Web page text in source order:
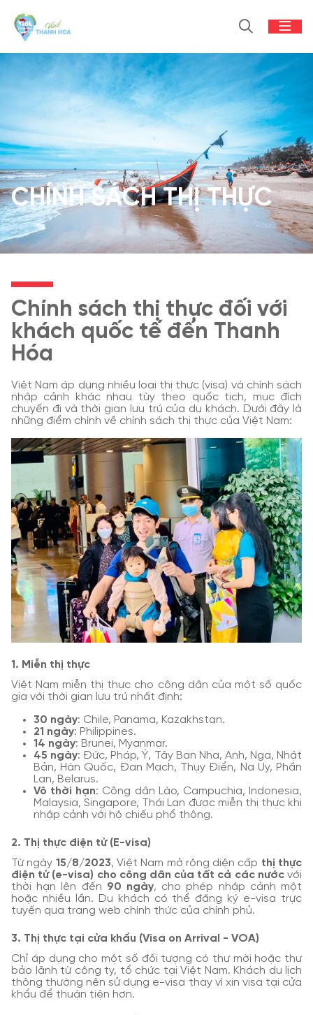
CHÍNH SÁCH THỊ THỰC
Chính sách thị thực đối với
khách quốc tế đến Thanh
Hóa
Việt Nam áp dụng nhiều loại thị thực (visa) và chính sách
nhập cảnh khác nhau tùy theo quốc tịch, mục đích
chuyến đi và thời gian lưu trú của du khách. Dưới đây là
những điểm chính về chính sách thị thực của Việt Nam:
1. Miễn thị thực
Việt Nam miễn thị thực cho công dân của một số quốc
gia với thời gian lưu trú nhất định:
30 ngày: Chile, Panama, Kazakhstan.
21 ngày: Philippines.
14 ngày: Brunei, Myanmar.
45 ngày: Đức, Pháp, Ý, Tây Ban Nha, Anh, Nga, Nhật
Bản, Hàn Quốc, Đan Mạch, Thụy Điển, Na Uy, Phần
Lan, Belarus.
Vô thời hạn: Công dân Lào, Campuchia, Indonesia,
Malaysia, Singapore, Thái Lan được miễn thị thực khi
nhập cảnh với hộ chiếu phổ thông.
2. Thị thực điện tử (E-visa)
Từ ngày 15/8/2023, Việt Nam mở rộng diện cấp thị thực
điện tử (e-visa) cho công dân của tất cả các nướcvới
thời hạn lên đến 90 ngày, cho phép nhập cảnh một
hoặc nhiều lần. Du khách có thể đăng ký e-visa trực
tuyến qua trang web chính thức của chính phủ.
3. Thị thực tại cửa khẩu (Visa on Arrival - VOA)
Chỉ áp dụng cho một số đối tượng có thư mời hoặc thư
bảo lãnh từ công ty, tổ chức tại Việt Nam. Khách du lịch
thông thường nên sử dụng e-visa thay vì xin visa tại cửa
khẩu để thuận tiện hơn.